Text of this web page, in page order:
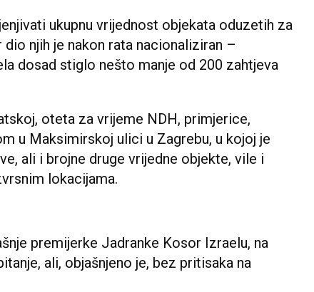
ukupnu vrijednost objekata oduzetih za
njih je nakon rata nacionaliziran –
dosad stiglo nešto manje od 200 zahtjeva
oteta za vrijeme NDH, primjerice,
u Maksimirskoj ulici u Zagrebu, u kojoj je
ali i brojne druge vrijedne objekte, vile i
lokacijama.
premijerke Jadranke Kosor Izraelu, na
ali, objašnjeno je, bez pritisaka na